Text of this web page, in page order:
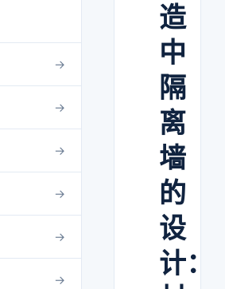
造
中
隔
离
墙
的
设
计：